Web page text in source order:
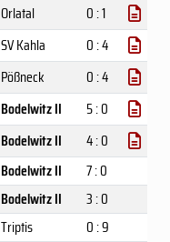
Orlatal
0 : 1
SV Kahla
0 : 4
Pößneck
0 : 4
Bodelwitz II
5 : 0
Bodelwitz II
4 : 0
Bodelwitz II
7 : 0
Bodelwitz II
3 : 0
Triptis
0 : 9